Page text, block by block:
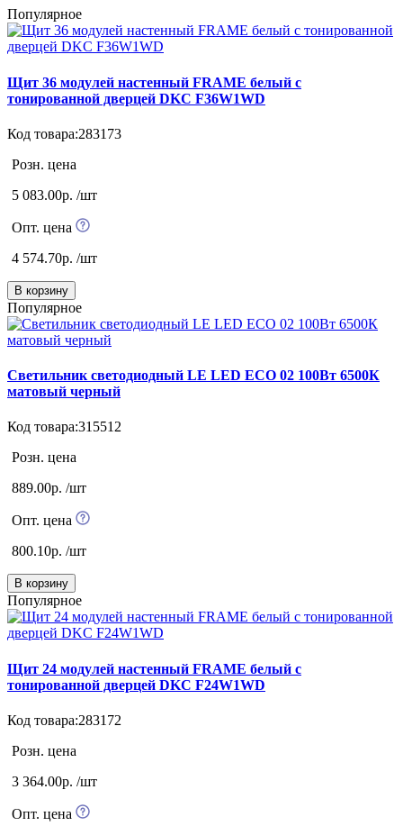
Популярное
Щит 36 модулей настенный FRAME белый с
тонированной дверцей DKC F36W1WD
Код товара:283173
Розн. цена
5 083.00р. /шт
Опт. цена
4 574.70р. /шт
В корзину
Популярное
Светильник светодиодный LE LED ECO 02 100Вт 6500К
матовый черный
Код товара:315512
Розн. цена
889.00р. /шт
Опт. цена
800.10р. /шт
В корзину
Популярное
Щит 24 модулей настенный FRAME белый с
тонированной дверцей DKC F24W1WD
Код товара:283172
Розн. цена
3 364.00р. /шт
Опт. цена